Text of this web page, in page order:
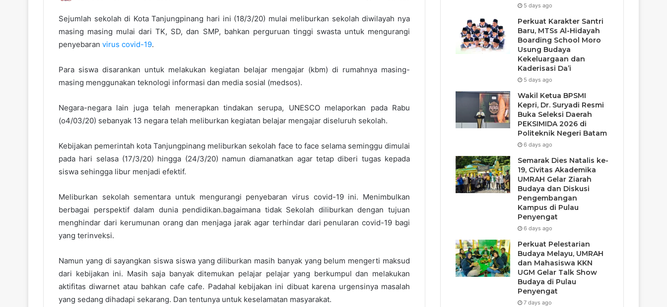
Sejumlah sekolah di Kota Tanjungpinang hari ini (18/3/20) mulai meliburkan sekolah diwilayah nya
masing masing mulai dari TK, SD, dan SMP, bahkan perguruan tinggi swasta untuk mengurangi
penyebaran virus covid-19.
Para siswa disarankan untuk melakukan kegiatan belajar mengajar (kbm) di rumahnya masing-
masing menggunakan teknologi informasi dan media sosial (medsos).
Negara-negara lain juga telah menerapkan tindakan serupa, UNESCO melaporkan pada Rabu
(o4/03/20) sebanyak 13 negara telah meliburkan kegiatan belajar mengajar diseluruh sekolah.
Kebijakan pemerintah kota Tanjungpinang meliburkan sekolah face to face selama seminggu dimulai
pada hari selasa (17/3/20) hingga (24/3/20) namun diamanatkan agar tetap diberi tugas kepada
siswa sehingga libur menjadi efektif.
Meliburkan sekolah sementara untuk mengurangi penyebaran virus covid-19 ini. Menimbulkan
berbagai perspektif dalam dunia pendidikan.bagaimana tidak Sekolah diliburkan dengan tujuan
menghindar dari kerumunan orang dan menjaga jarak agar terhindar dari penularan covid-19 bagi
yang terinveksi.
Namun yang di sayangkan siswa siswa yang diliburkan masih banyak yang belum mengerti maksud
dari kebijakan ini. Masih saja banyak ditemukan pelajar pelajar yang berkumpul dan melakukan
aktifitas diwarnet atau bahkan cafe cafe. Padahal kebijakan ini dibuat karena urgensinya masalah
yang sedang dihadapi sekarang. Dan tentunya untuk keselamatan masyarakat.
5 days ago
Perkuat Karakter Santri
Baru, MTSs Al-Hidayah
Boarding School Moro
Usung Budaya
Kekeluargaan dan
Kaderisasi Da’i
5 days ago
Wakil Ketua BPSMI
Kepri, Dr. Suryadi Resmi
Buka Seleksi Daerah
PEKSIMIDA 2026 di
Politeknik Negeri Batam
6 days ago
Semarak Dies Natalis ke-
19, Civitas Akademika
UMRAH Gelar Ziarah
Budaya dan Diskusi
Pengembangan
Kampus di Pulau
Penyengat
6 days ago
Perkuat Pelestarian
Budaya Melayu, UMRAH
dan Mahasiswa KKN
UGM Gelar Talk Show
Budaya di Pulau
Penyengat
7 days ago